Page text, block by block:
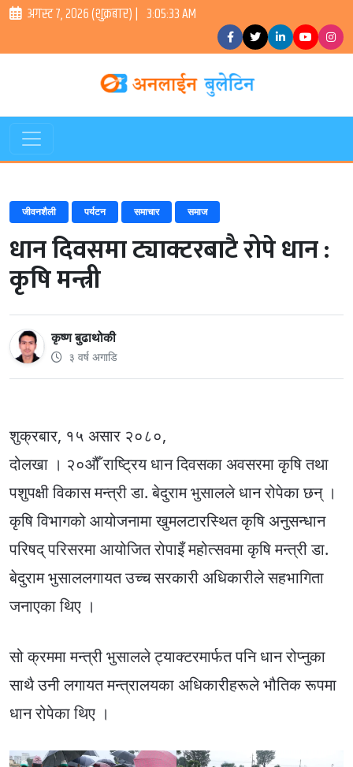
अगस्ट ७, २०२६ (शुक्रबार) | 3:05:33 AM
जीवनशैली पर्यटन समाचार समाज
धान दिवसमा ट्याक्टरबाटै रोपे धान :
कृषि मन्त्री
कृष्ण बुढाथोकी
३ वर्ष अगाडि
शुक्रबार, १५ असार २०८०,
दोलखा । २०औँ राष्ट्रिय धान दिवसका अवसरमा कृषि तथा
पशुपक्षी विकास मन्त्री डा. बेदुराम भुसालले धान रोपेका छन् ।
कृषि विभागको आयोजनामा खुमलटारस्थित कृषि अनुसन्धान
परिषद् परिसरमा आयोजित रोपाइँ महोत्सवमा कृषि मन्त्री डा.
बेदुराम भुसाललगायत उच्च सरकारी अधिकारीले सहभागिता
जनाएका थिए ।
सो क्रममा मन्त्री भुसालले ट्याक्टरमार्फत पनि धान रोप्नुका
साथै उनी लगायत मन्त्रालयका अधिकारीहरूले भौतिक रूपमा
धान रोपेका थिए ।